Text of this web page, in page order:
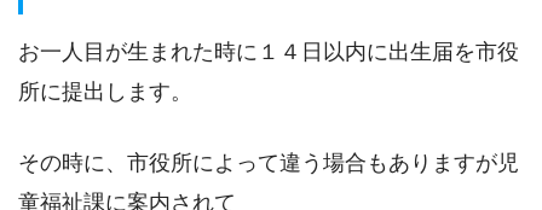
お一人目が生まれた時に１４日以内に出生届を市役
所に提出します。
その時に、市役所によって違う場合もありますが児
童福祉課に案内されて